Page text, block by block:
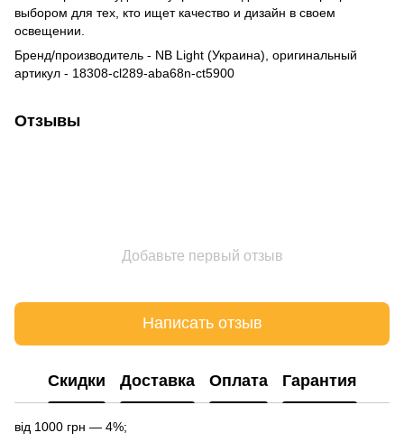
выбором для тех, кто ищет качество и дизайн в своем
освещении.
Бренд/производитель - NB Light (Украина), оригинальный
артикул - 18308-cl289-aba68n-ct5900
Отзывы
Добавьте первый отзыв
Написать отзыв
Cкидки Доставка Оплата Гарантия
від 1000 грн — 4%;